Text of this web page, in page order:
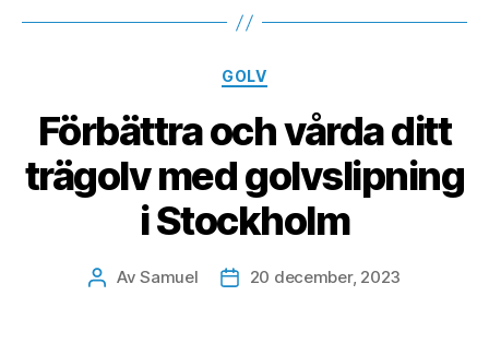
Kategorier
GOLV
Förbättra och vårda ditt
trägolv med golvslipning
i Stockholm
Inläggsförfattare
AvSamuel Inläggsdatum
20 december, 2023